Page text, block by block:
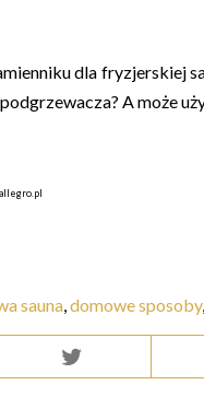
dla fryzjerskiej
A może
sauna,domowe sposoby,